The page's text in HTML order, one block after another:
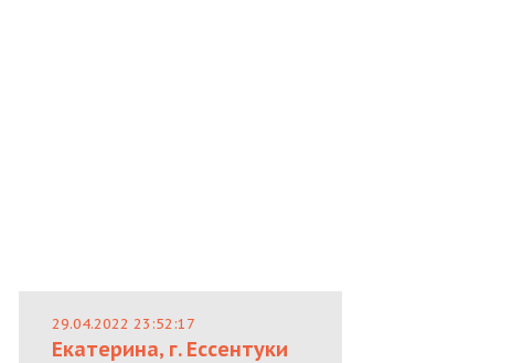
29.04.2022 23:52:17
Екатерина, г. Ессентуки